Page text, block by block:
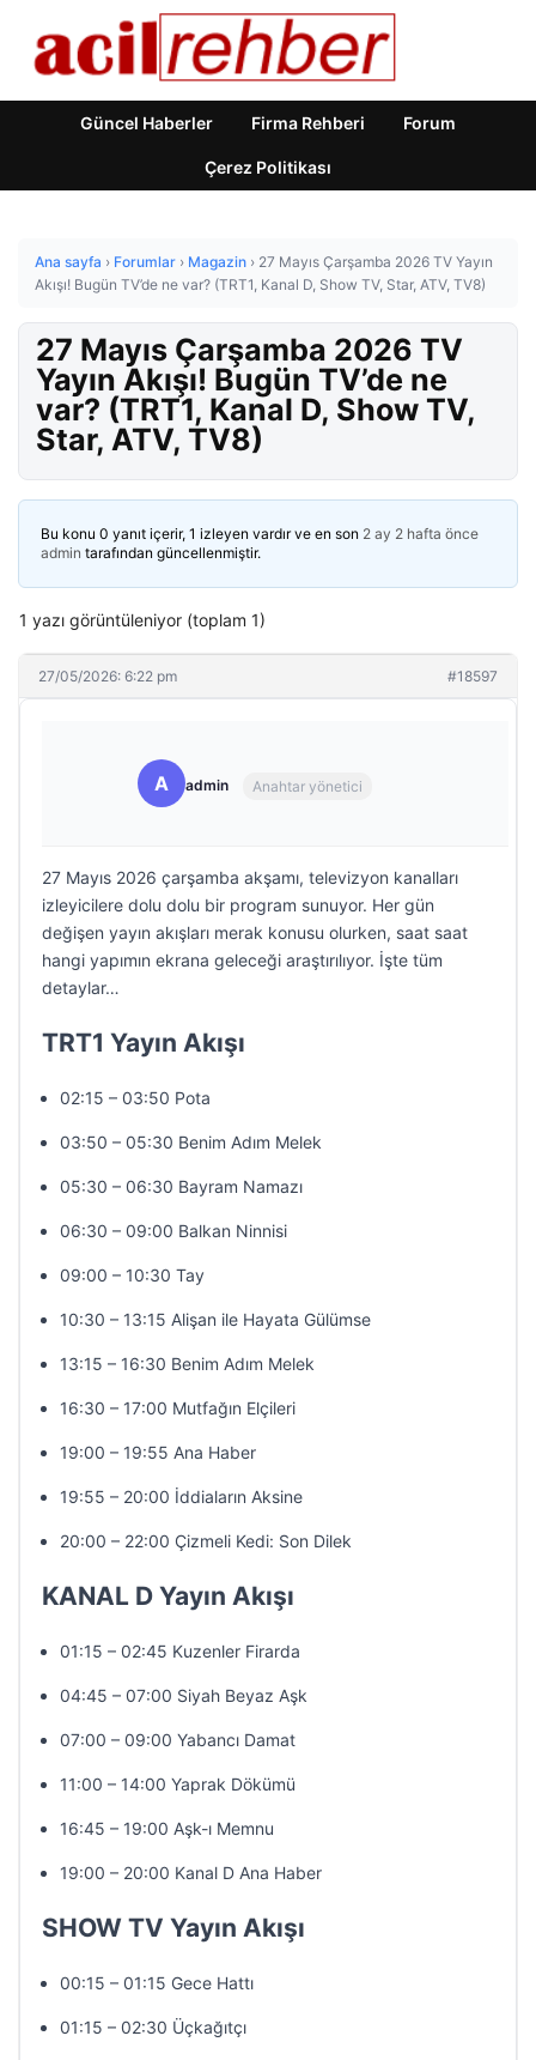
Güncel Haberler Firma Rehberi Forum
Çerez Politikası
Ana sayfa › Forumlar › Magazin › 27 Mayıs Çarşamba 2026 TV Yayın
Akışı! Bugün TV’de ne var? (TRT1, Kanal D, Show TV, Star, ATV, TV8)
27 Mayıs Çarşamba 2026 TV
Yayın Akışı! Bugün TV’de ne
var? (TRT1, Kanal D, Show TV,
Star, ATV, TV8)
Bu konu 0 yanıt içerir, 1 izleyen vardır ve en son 2 ay 2 hafta önce
admin tarafından güncellenmiştir.
1 yazı görüntüleniyor (toplam 1)
27/05/2026: 6:22 pm #18597
A admin Anahtar yönetici
27 Mayıs 2026 çarşamba akşamı, televizyon kanalları
izleyicilere dolu dolu bir program sunuyor. Her gün
değişen yayın akışları merak konusu olurken, saat saat
hangi yapımın ekrana geleceği araştırılıyor. İşte tüm
detaylar…
TRT1 Yayın Akışı
02:15 – 03:50 Pota
03:50 – 05:30 Benim Adım Melek
05:30 – 06:30 Bayram Namazı
06:30 – 09:00 Balkan Ninnisi
09:00 – 10:30 Tay
10:30 – 13:15 Alişan ile Hayata Gülümse
13:15 – 16:30 Benim Adım Melek
16:30 – 17:00 Mutfağın Elçileri
19:00 – 19:55 Ana Haber
19:55 – 20:00 İddiaların Aksine
20:00 – 22:00 Çizmeli Kedi: Son Dilek
KANAL D Yayın Akışı
01:15 – 02:45 Kuzenler Firarda
04:45 – 07:00 Siyah Beyaz Aşk
07:00 – 09:00 Yabancı Damat
11:00 – 14:00 Yaprak Dökümü
16:45 – 19:00 Aşk-ı Memnu
19:00 – 20:00 Kanal D Ana Haber
SHOW TV Yayın Akışı
00:15 – 01:15 Gece Hattı
01:15 – 02:30 Üçkağıtçı